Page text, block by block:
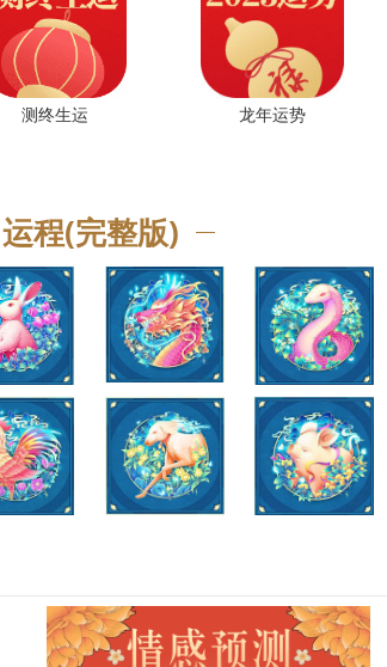
、缨枫、钰瑾、莺晓、秀佩、芙彤、雨娴、洁欣、
瑾、彤若、妙菲、蓓檬、艺灵、蕾欣、伊伊、迎
、卿蝶、琦婕、采欣、茗锦、琳希、旋瑾、雪影、
瑾、檬梵、露易、妍馨、渟初、新彦、雯华、熙
、澜依、惠芬、卉彩、采依、蓝乐、曼琬、兮婕、
婉、南若、逸怡、静淇、怜冬、姝美、曼筠、觅
、涵缨、瑶蝶、艺兰、滢荷、笑洋、琦蓓、娣薇、
滢、婧芬、晶馨、笑璐、莎枫、佳瑾、姣滢、沛
、琦玥、馨云、琪彩、蓓涵、涵卿、盼悦、雪瑶、
可、清娜、薇迎、睿颖、乐聪、姝英、惠素、缦
、莉瑾、绮馥、芷伊、初若、彩彤、茜蓓、思毓、
叶、澜蓓、伊露、娜菲、彤渟、艺影、馨缦、丹
、笑莎、曼南、绮婕、菁芃、希静、婕瑶、滢茜、
馥、咏菲、瑾娜、梵珊、忆卿、曼瑞、菲欢、悦
露、依婉、娜亦、琬娜、乐锦、莎沛、筠惠、忆
、如瑾、佩妍、蓉钰、娣英、菲珊、倩希、瑶静、
婉、芷若、冰婧、欢彤、枫文、青雅、纤馥、素
测终生运 龙年运势
程(完整版)